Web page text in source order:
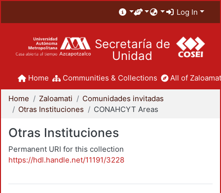
Log In
Secretaría de
Unidad
Home Communities & Collections All of
Home Zaloamati
Comunidades invitadas
Otras Instituciones
CONAHCYT Areas
Otras Instituciones
Permanent URI for this collection
https://hdl.handle.net/11191/3228